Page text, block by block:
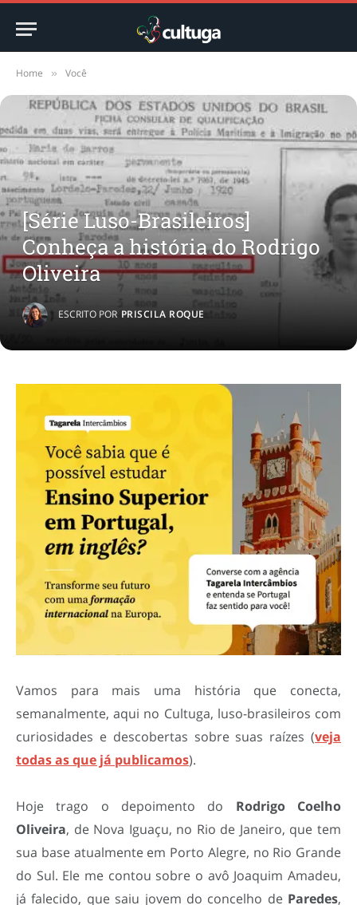
Home » Você
[Série Luso-Brasileiros]
Conheça a história do Rodrigo
Oliveira
ESCRITO POR PRISCILA ROQUE
Vamos para mais uma história que conecta,
semanalmente, aqui no Cultuga, luso-brasileiros com
curiosidades e descobertas sobre suas raízes (veja
todas as que já publicamos).
Hoje trago o depoimento do Rodrigo Coelho
Oliveira, de Nova Iguaçu, no Rio de Janeiro, que tem
sua base atualmente em Porto Alegre, no Rio Grande
do Sul. Ele me contou sobre o avô Joaquim Amadeu,
já falecido, que saiu jovem do concelho de Paredes,